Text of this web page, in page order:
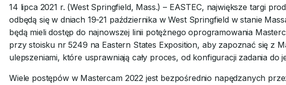
14 lipca 2021 r. (West Springfield, Mass.) – EASTEC, największe targi
odbędą się w dniach 19-21 października w West Springfield w stanie
będą mieli dostęp do najnowszej linii potężnego oprogramowania
przy stoisku nr 5249 na Eastern States Exposition, aby zapoznać się z
ulepszeniami, które usprawniają cały proces, od konfiguracji zadania do
Wiele postępów w Mastercam 2022 jest bezpośrednio napędzanych